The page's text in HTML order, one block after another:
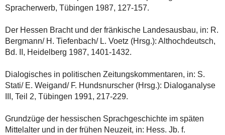
Spracherwerb, Tübingen 1987, 127-157.
Der Hessen Bracht und der fränkische Landesausbau, in: R.
Bergmann/ H. Tiefenbach/ L. Voetz (Hrsg.): Althochdeutsch,
Bd. II, Heidelberg 1987, 1401-1432.
Dialogisches in politischen Zeitungskommentaren, in: S.
Stati/ E. Weigand/ F. Hundsnurscher (Hrsg.): Dialoganalyse
III, Teil 2, Tübingen 1991, 217-229.
Grundzüge der hessischen Sprachgeschichte im späten
Mittelalter und in der frühen Neuzeit, in: Hess. Jb. f.